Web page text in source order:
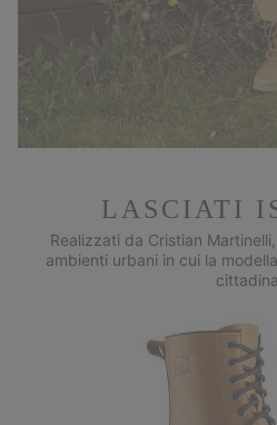
LASCIATI
Realizzati da Cristian
ambienti urbani in cui la
cittadina.